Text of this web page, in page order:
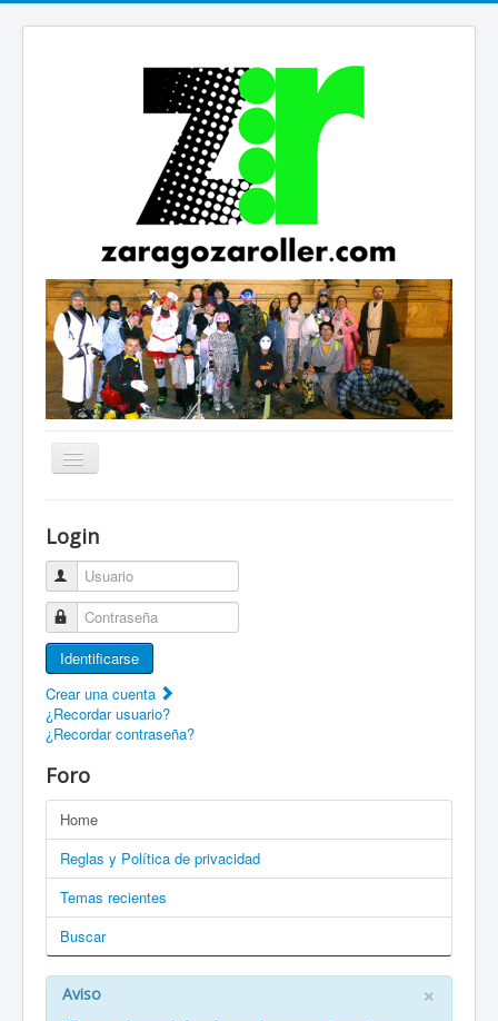
Cambiar
Patines Solidarios
¿Cómo asociarme? Ventajas
Movilidad en patines F.A.Q.
Enlaces
EN: Welcome to ZaragozaRoller!
EN: How to become a member?
DE: Willkommen zu ZaragozaRoller!
PT: Bem vindo a ZaragozaRoller!
CAT: Benvingut a ZaragozaRoller!
GAL: Benvido a ZaragozaRoller!
Login
Usuario
Contraseña
Identificarse
Crear una cuenta
¿Recordar usuario?
¿Recordar contraseña?
Foro
Home
Reglas y Política de privacidad
Temas recientes
Buscar
×
Aviso